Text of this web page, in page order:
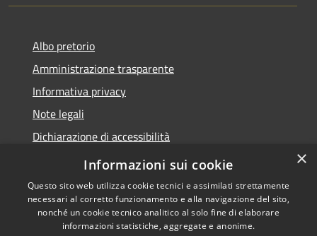
Albo pretorio
Amministrazione trasparente
Informativa privacy
Note legali
Dichiarazione di accessibilità
Meccanismo di Feedback
Copyright © 2026 • Comune di
×
Informazioni sui cookie
Questo sito web utilizza cookie tecnici e assimilati strettamente
necessari al corretto funzionamento e alla navigazione del sito,
nonché un cookie tecnico analitico al solo fine di elaborare
informazioni statistiche, aggregate e anonime.